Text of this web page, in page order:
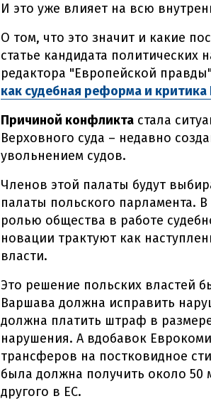
И это уже влияет на всю
О том, что это значит и какие
статье кандидата политических
редактора "Европейской
как судебная реформа и критика
Причиной конфликта стала
Верховного суда – недавно
увольнением судов.
Членов этой палаты будут
палаты польского парламента.
ролью общества в работе
новации трактуют как
власти.
Это решение польских властей
Варшава должна исправить
должна платить штраф в
нарушения. А вдобавок
трансферов на постковидное
была должна получить около
другого в ЕС.